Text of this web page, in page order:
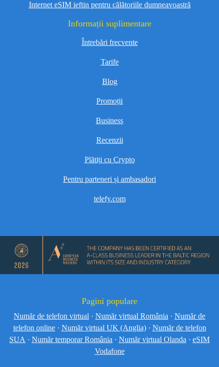
Internet eSIM ieftin pentru călătoriile dumneavoastră
Informații suplimentare
Întrebări frecvente
Tarife
Blog
Promoții
Business
Recenzii
Plătiți cu Crypto
Pentru parteneri și ambasadori
telefy.com
Pagini populare
Număr de telefon virtual · Număr virtual România · Număr de
telefon online · Număr virtual UK (Anglia) · Număr de telefon
SUA · Număr temporar România · Număr virtual Olanda · eSIM
Vodafone